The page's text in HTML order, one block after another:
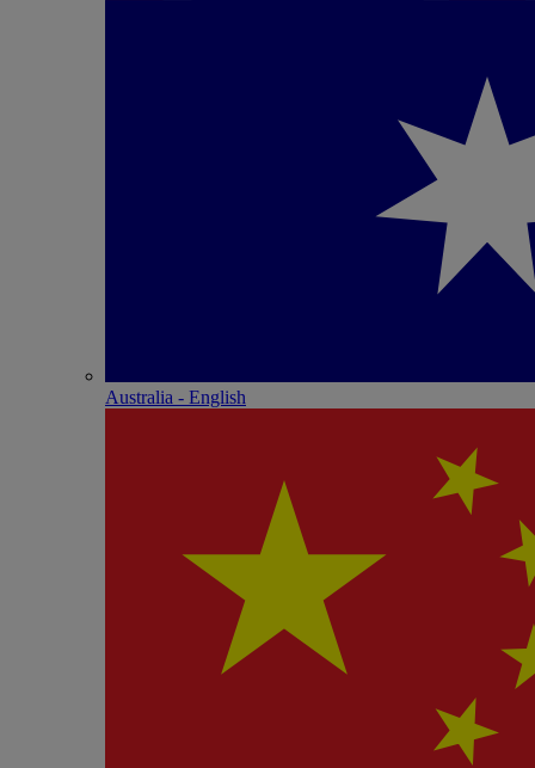
Australia - English